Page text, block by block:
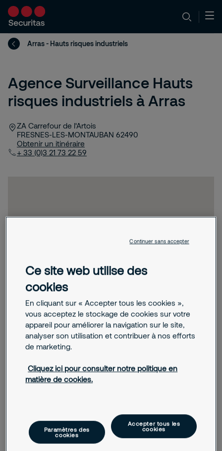
Arras - Hauts risques industriels
Agence Surveillance Hauts
risques industriels à Arras
ZA Carrefour de l'Artois
FRESNES-LES-MONTAUBAN 62490
Obtenir un itinéraire
+ 33 (0)3 21 73 22 59
Securitas met son expertise en matière de sécurité à
votre disposition à chaque étape. Nous réalisons
gratuitement une analyse de vos risques
Ce site web utilise des
cookies
En cliquant sur « Accepter tous les cookies »,
vous acceptez le stockage de cookies sur votre
appareil pour améliorer la navigation sur le site,
analyser son utilisation et contribuer à nos efforts
de marketing.
Cliquez ici pour consulter notre politique en
matière de cookies.
Paramètres des
cookies
Accepter tous les
cookies
Continuer sans accepter